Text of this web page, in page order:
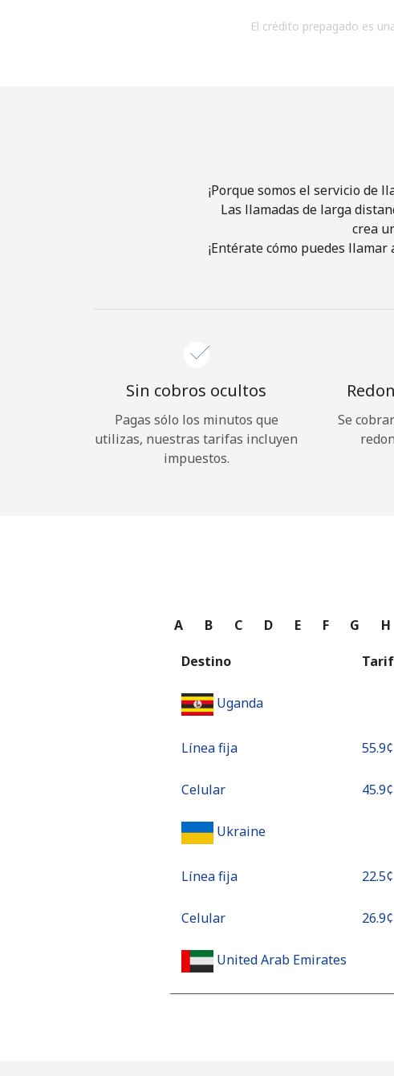
El crédito prepagado es
¡Porque somos el servicio de
Las llamadas de larga
crea
¡Entérate cómo puedes
Sin cobros ocultos
Pagas sólo los minutos que
utilizas, nuestras tarifas incluyen
impuestos.
Se
A B C D E F G H
Destino
Uganda
Línea fija ⁦55.9¢⁩
Celular ⁦45.9¢⁩
Ukraine
Línea fija ⁦22.5¢⁩
Celular ⁦26.9¢⁩
United Arab Emirates